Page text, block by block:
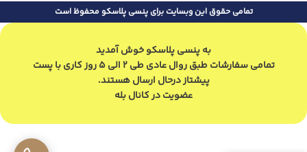
تمامی حقوق این وبسایت برای پنسی پلاسکو محفوظ است
به پنسی پلاسکو خوش آمدید
تمامی سفارشات طبق روال عادی طی 2 الی 5 روز کاری با پست
پیشتاز درحال ارسال هستند.
عضویت در کانال بله